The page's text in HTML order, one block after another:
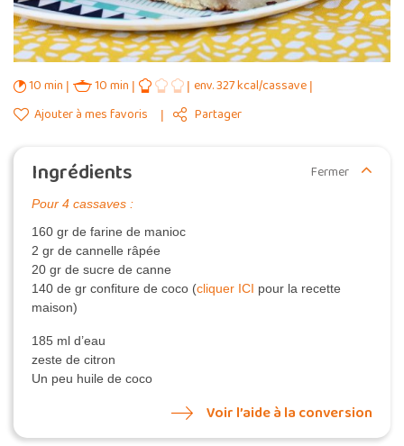
10 min 10 min
env. 327 kcal/cassave
Ajouter à mes favoris
Partager
Ingrédients Fermer
Pour 4 cassaves :
160 gr de farine de manioc
2 gr de cannelle râpée
20 gr de sucre de canne
140 de gr confiture de coco (cliquer ICI pour la recette
maison)
185 ml d’eau
zeste de citron
Un peu huile de coco
Voir l’aide à la conversion